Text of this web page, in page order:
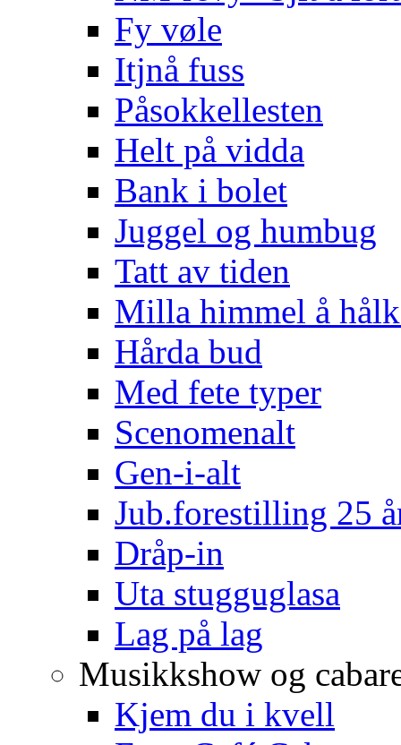
Fy vøle
Itjnå fuss
Påsokkellesten
Helt på vidda
Bank i bolet
Juggel og humbug
Tatt av tiden
Milla himmel å
Hårda bud
Med fete typer
Scenomenalt
Gen-i-alt
Jub.forestilling 25
Dråp-in
Uta stugguglasa
Lag på lag
Musikkshow og
Kjem du i kvell